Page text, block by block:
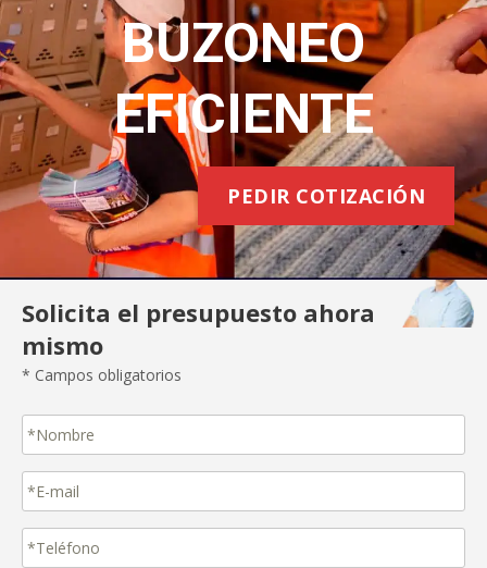
BUZONEO
EFICIENTE
PEDIR COTIZACIÓN
Solicita el presupuesto ahora
mismo
* Campos obligatorios